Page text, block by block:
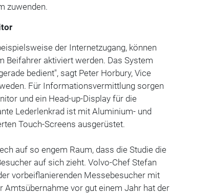
zuwenden.
der Internetzugang, können
Beifahrer aktiviert werden. Das System
bedient", sagt Peter Horbury, Vice
Für Informationsvermittlung sorgen
und ein Head-up-Display für die
Lederlenkrad ist mit Aluminium- und
Touch-Screens ausgerüstet.
auf so engem Raum, dass die Studie die
auf sich zieht. Volvo-Chef Stefan
vorbeiflanierenden Messebesucher mit
Amtsübernahme vor gut einem Jahr hat der